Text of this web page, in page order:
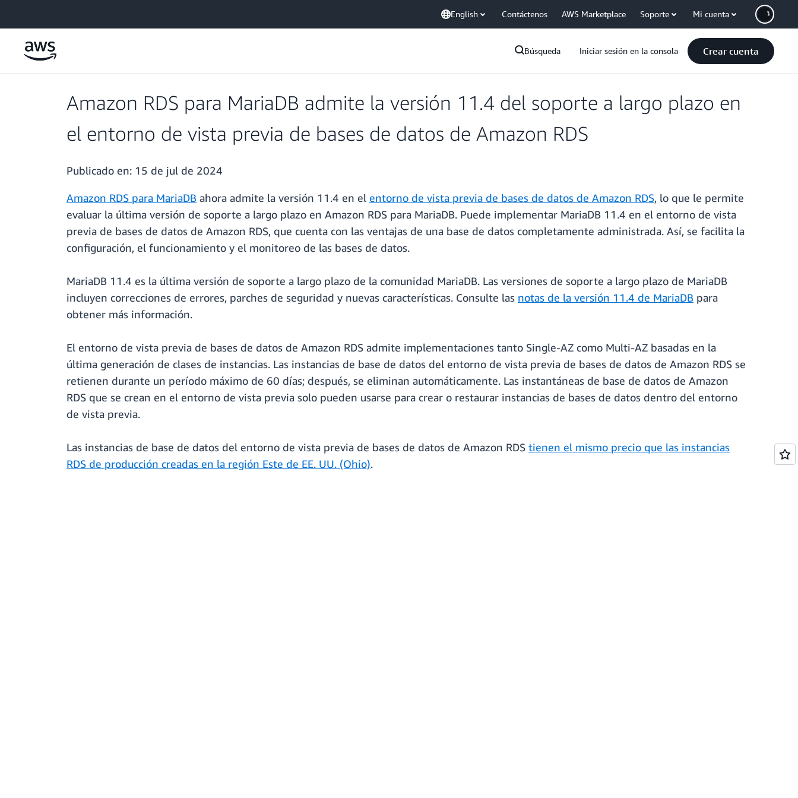
English Contáctenos AWS Marketplace Soporte Mi cuenta
Búsqueda Iniciar sesión en la consola Crear cuenta
Amazon RDS para MariaDB admite la versión 11.4 del soporte a largo plazo en
el entorno de vista previa de bases de datos de Amazon RDS
Publicado en: 15 de jul de 2024
Amazon RDS para MariaDB ahora admite la versión 11.4 en el entorno de vista previa de bases de datos de Amazon RDS, lo que le permite
evaluar la última versión de soporte a largo plazo en Amazon RDS para MariaDB. Puede implementar MariaDB 11.4 en el entorno de vista
previa de bases de datos de Amazon RDS, que cuenta con las ventajas de una base de datos completamente administrada. Así, se facilita la
configuración, el funcionamiento y el monitoreo de las bases de datos.
MariaDB 11.4 es la última versión de soporte a largo plazo de la comunidad MariaDB. Las versiones de soporte a largo plazo de MariaDB
incluyen correcciones de errores, parches de seguridad y nuevas características. Consulte las notas de la versión 11.4 de MariaDB para
obtener más información.
El entorno de vista previa de bases de datos de Amazon RDS admite implementaciones tanto Single-AZ como Multi-AZ basadas en la
última generación de clases de instancias. Las instancias de base de datos del entorno de vista previa de bases de datos de Amazon RDS se
retienen durante un período máximo de 60 días; después, se eliminan automáticamente. Las instantáneas de base de datos de Amazon
RDS que se crean en el entorno de vista previa solo pueden usarse para crear o restaurar instancias de bases de datos dentro del entorno
de vista previa.
Las instancias de base de datos del entorno de vista previa de bases de datos de Amazon RDS tienen el mismo precio que las instancias
RDS de producción creadas en la región Este de EE. UU. (Ohio).